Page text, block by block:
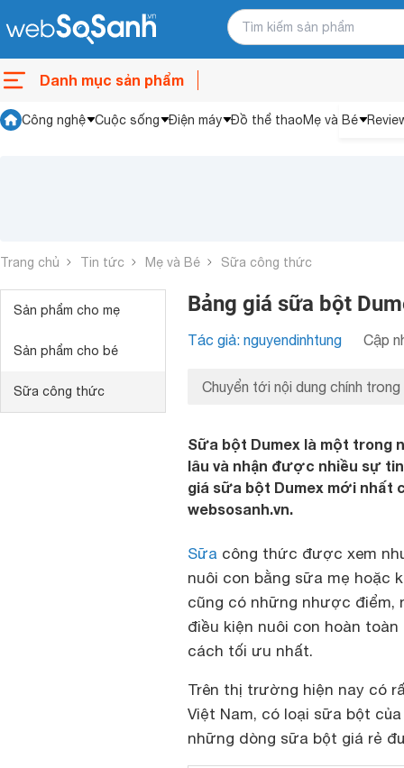
Danh mục sản phẩm
Công nghệ Cuộc sống Điện máy Đồ thể thaoMẹ và Bé
Trang chủ Tin tức Mẹ và Bé Sữa công thức
Sản phẩm cho mẹ
Sản phẩm cho bé
Sữa công thức
Bảng giá sữa bột
Tác giả: nguyendinhtung Cập
Chuyển tới nội dung chính trong
Sữa bột Dumex là một trong
lâu và nhận được nhiều sự
giá sữa bột Dumex mới nhất
websosanh.vn.
Sữa công thức được xem
nuôi con bằng sữa mẹ hoặc
cũng có những nhược điểm,
điều kiện nuôi con hoàn
cách tối ưu nhất.
Trên thị trường hiện nay có
Việt Nam, có loại sữa bột
những dòng sữa bột giá rẻ